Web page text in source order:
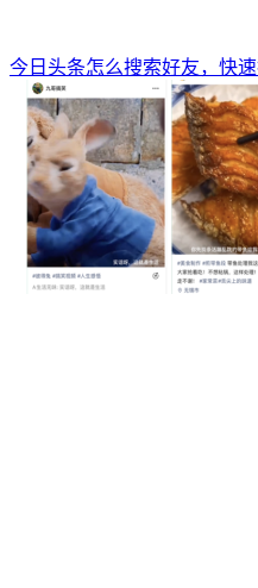
今日头条怎么搜索好友，快速